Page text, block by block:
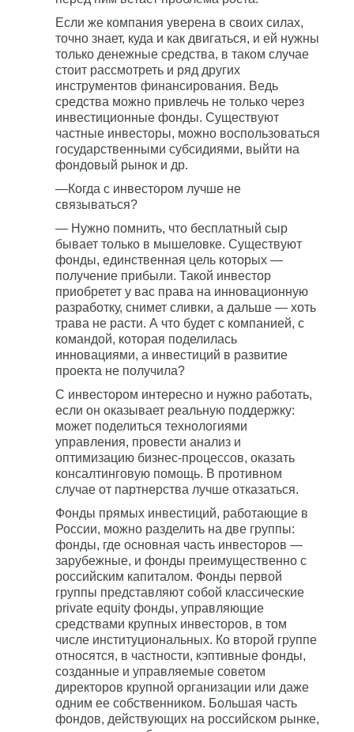
Если же компания уверена в своих силах,
точно знает, куда и как двигаться, и ей нужны
только денежные средства, в таком случае
стоит рассмотреть и ряд других
инструментов финансирования. Ведь
средства можно привлечь не только через
инвестиционные фонды. Существуют
частные инвесторы, можно воспользоваться
государственными субсидиями, выйти на
фондовый рынок и др.
—Когда с инвестором лучше не
связываться?
— Нужно помнить, что бесплатный сыр
бывает только в мышеловке. Существуют
фонды, единственная цель которых —
получение прибыли. Такой инвестор
приобретет у вас права на инновационную
разработку, снимет сливки, а дальше — хоть
трава не расти. А что будет с компанией, с
командой, которая поделилась
инновациями, а инвестиций в развитие
проекта не получила?
С инвестором интересно и нужно работать,
если он оказывает реальную поддержку:
может поделиться технологиями
управления, провести анализ и
оптимизацию бизнес-процессов, оказать
консалтинговую помощь. В противном
случае от партнерства лучше отказаться.
Фонды прямых инвестиций, работающие в
России, можно разделить на две группы:
фонды, где основная часть инвесторов —
зарубежные, и фонды преимущественно с
российским капиталом. Фонды первой
группы представляют собой классические
private equity фонды, управляющие
средствами крупных инвесторов, в том
числе институциональных. Ко второй группе
относятся, в частности, кэптивные фонды,
созданные и управляемые советом
директоров крупной организации или даже
одним ее собственником. Большая часть
фондов, действующих на российском рынке,